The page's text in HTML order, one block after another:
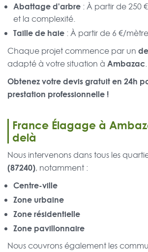
Abattage d'arbre : À partir de 250
et la complexité.
Taille de haie : À partir de 6 €/
Chaque projet commence par un
adapté à votre situation à Ambazac.
Obtenez votre devis gratuit en 24h
prestation professionnelle !
France Élagage à
delà
Nous intervenons dans tous les
(87240), notamment :
Centre-ville
Zone urbaine
Zone résidentielle
Zone pavillonnaire
Nous couvrons également les